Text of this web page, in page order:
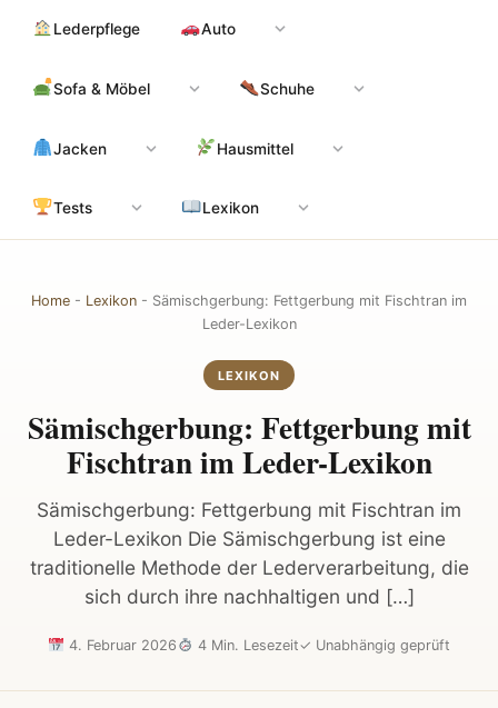
Inhalt
Lederpflege Auto
Sofa & Möbel Schuhe
Jacken Hausmittel
Tests Lexikon
Home - Lexikon - Sämischgerbung: Fettgerbung mit Fischtran im
Leder-Lexikon
LEXIKON
Sämischgerbung: Fettgerbung mit
Fischtran im Leder-Lexikon
Sämischgerbung: Fettgerbung mit Fischtran im
Leder-Lexikon Die Sämischgerbung ist eine
traditionelle Methode der Lederverarbeitung, die
sich durch ihre nachhaltigen und […]
4. Februar 2026 4 Min. Lesezeit✓ Unabhängig geprüft